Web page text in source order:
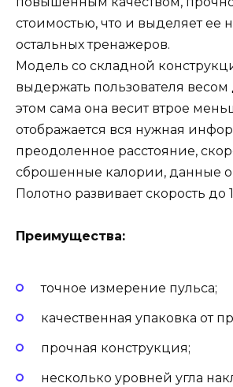
стоимостью, что и выделяет ее
остальных тренажеров.
Модель со складной
выдержать пользователя весом
этом сама она весит втрое
отображается вся нужная
преодоленное расстояние,
сброшенные калории, данные о
Полотно развивает скорость до
Преимущества:
точное измерение пульса;
качественная упаковка от
прочная конструкция;
несколько уровней угла